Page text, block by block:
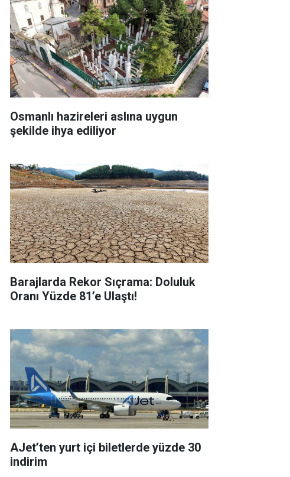
Osmanlı hazireleri aslına uygun
şekilde ihya ediliyor
Barajlarda Rekor Sıçrama: Doluluk
Oranı Yüzde 81’e Ulaştı!
AJet’ten yurt içi biletlerde yüzde 30
indirim